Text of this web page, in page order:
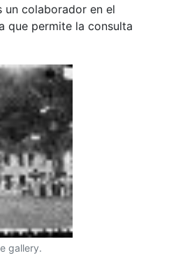
un colaborador en el
que permite la consulta
gallery.